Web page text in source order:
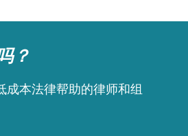
？
成本法律帮助的律师和组